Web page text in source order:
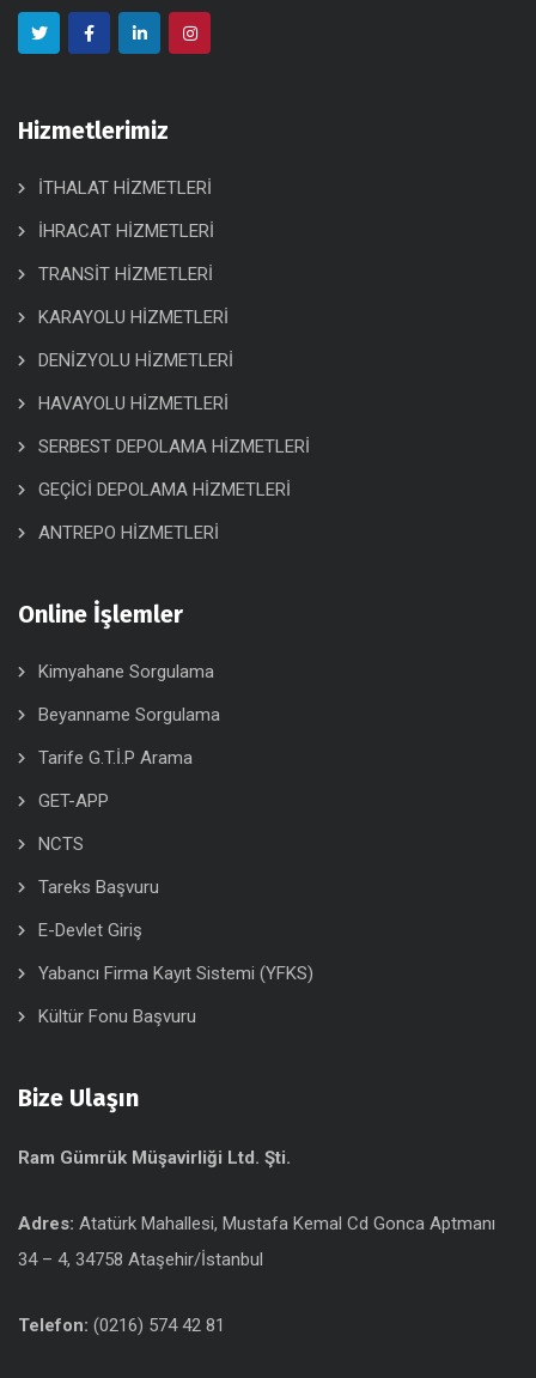
Hizmetlerimiz
İTHALAT HİZMETLERİ
İHRACAT HİZMETLERİ
TRANSİT HİZMETLERİ
KARAYOLU HİZMETLERİ
DENİZYOLU HİZMETLERİ
HAVAYOLU HİZMETLERİ
SERBEST DEPOLAMA HİZMETLERİ
GEÇİCİ DEPOLAMA HİZMETLERİ
ANTREPO HİZMETLERİ
Online İşlemler
Kimyahane Sorgulama
Beyanname Sorgulama
Tarife G.T.İ.P Arama
GET-APP
NCTS
Tareks Başvuru
E-Devlet Giriş
Yabancı Firma Kayıt Sistemi (YFKS)
Kültür Fonu Başvuru
Bize Ulaşın
Ram Gümrük Müşavirliği Ltd. Şti.
Adres: Atatürk Mahallesi, Mustafa Kemal Cd Gonca Aptmanı
34 – 4, 34758 Ataşehir/İstanbul
Telefon: (0216) 574 42 81